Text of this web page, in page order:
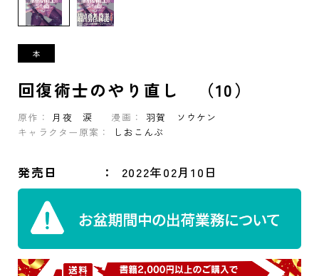
回復術士のやり直し （10）
原作： 月夜 涙 漫画：
羽賀 ソウケン
キャラクター原案：
しおこんぶ
発売日 2022年02月10日